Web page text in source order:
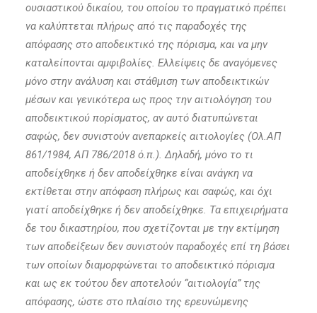
ουσιαστικού δικαίου, του οποίου το πραγματικό πρέπει
να καλύπτεται πλήρως από τις παραδοχές της
απόφασης στο αποδεικτικό της πόρισμα, και να μην
καταλείπονται αμφιβολίες. Ελλείψεις δε αναγόμενες
μόνο στην ανάλυση και στάθμιση των αποδεικτικών
μέσων και γενικότερα ως προς την αιτιολόγηση του
αποδεικτικού πορίσματος, αν αυτό διατυπώνεται
σαφώς, δεν συνιστούν ανεπαρκείς αιτιολογίες (Ολ.ΑΠ
861/1984, ΑΠ 786/2018 ό.π.). Δηλαδή, μόνο το τι
αποδείχθηκε ή δεν αποδείχθηκε είναι ανάγκη να
εκτίθεται στην απόφαση πλήρως και σαφώς, και όχι
γιατί αποδείχθηκε ή δεν αποδείχθηκε. Τα επιχειρήματα
δε του δικαστηρίου, που σχετίζονται με την εκτίμηση
των αποδείξεων δεν συνιστούν παραδοχές επί τη βάσει
των οποίων διαμορφώνεται το αποδεικτικό πόρισμα
και ως εκ τούτου δεν αποτελούν “αιτιολογία” της
απόφασης, ώστε στο πλαίσιο της ερευνώμενης